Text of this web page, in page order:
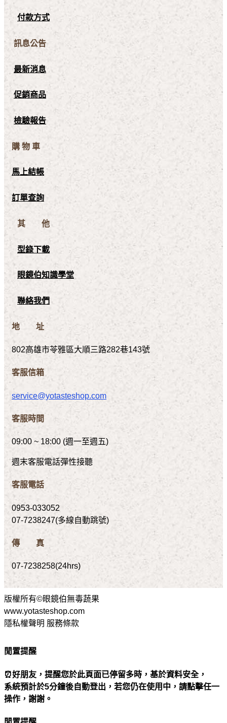
付款方式
訊息公告
最新消息
促銷商品
檢驗報告
購 物 車
馬上結帳
訂單查詢
其 他
型錄下載
眼鏡伯知識學堂
聯絡我們
地 址
802高雄市苓雅區大順三路282巷143號
客服信箱
service@yotasteshop.com
客服時間
09:00 ~ 18:00 (週一至週五)
週末客服電話彈性接聽
客服電話
0953-033052
07-7238247(多線自動跳號)
傳 真
07-7238258(24hrs)
版權所有©眼鏡伯無毒蔬果
www.yotasteshop.com
隱私權聲明 服務條款
閒置提醒
⏰好朋友，提醒您於此頁面已停留多時，基於資料安全，
系統預計於5分鐘後自動登出，若您仍在使用中，請點擊任一
操作，謝謝。